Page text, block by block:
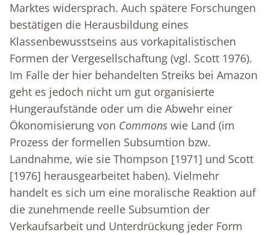
Marktes widersprach. Auch spätere Forschungen
bestätigen die Herausbildung eines
Klassenbewusstseins aus vorkapitalistischen
Formen der Vergesellschaftung (vgl. Scott 1976).
Im Falle der hier behandelten Streiks bei Amazon
geht es jedoch nicht um gut organisierte
Hungeraufstände oder um die Abwehr einer
Ökonomisierung von Commons wie Land (im
Prozess der formellen Subsumtion bzw.
Landnahme, wie sie Thompson [1971] und Scott
[1976] herausgearbeitet haben). Vielmehr
handelt es sich um eine moralische Reaktion auf
die zunehmende reelle Subsumtion der
Verkaufsarbeit und Unterdrückung jeder Form